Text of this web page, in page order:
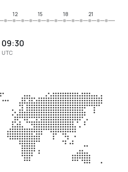
09:30
UTC
12 15 18 21